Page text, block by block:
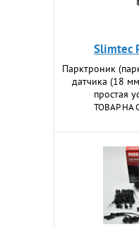
Slimtec
Парктроник
датчика (18
простая
ТОВАР НА